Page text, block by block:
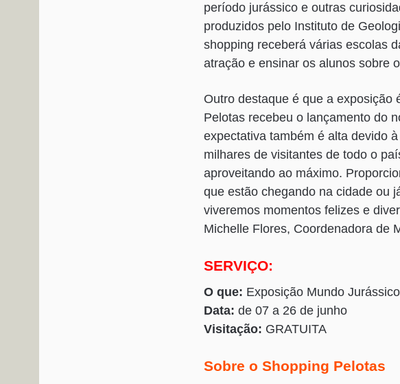
período jurássico e outras
produzidos pelo Instituto de
shopping receberá várias escolas
atração e ensinar os alunos sobre
Outro destaque é que a exposição
Pelotas recebeu o lançamento do
expectativa também é alta devido
milhares de visitantes de todo o
aproveitando ao máximo.
que estão chegando na cidade ou
viveremos momentos felizes e
Michelle Flores, Coordenadora de
SERVIÇO:
O que: Exposição Mundo
Data: de 07 a 26 de junho
Visitação: GRATUITA
Sobre o Shopping Pelotas